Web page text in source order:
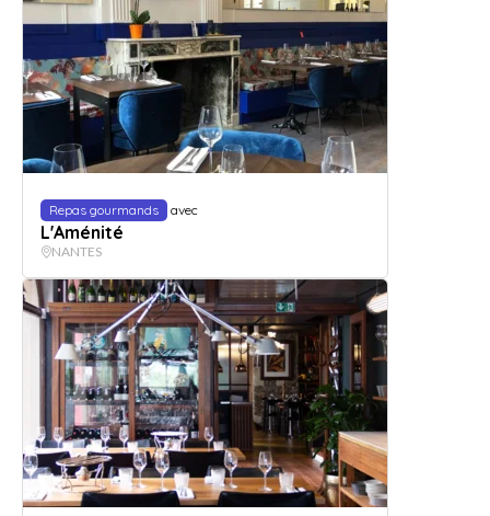
Repas gourmands avec
L'Aménité
NANTES